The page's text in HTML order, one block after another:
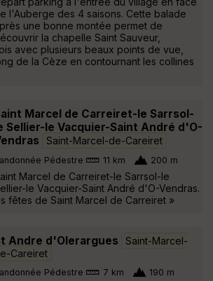
l'Auberge des 4 saisons. Cette balade
une bonne montée permet de
la chapelle Saint Sauveur,
avec plusieurs beaux points de vue,
de la Cèze en contournant les collines
Marcel de Carreiret-le Sarrsol-
Sellier-le Vacquier-Saint André d'O-
Saint-Marcel-de-Careiret
Pédestre 11 km 200 m
Marcel de Carreiret-le Sarrsol-le
le Vacquier-Saint André d'O-Vendras.
fêtes de Saint Marcel de Carreiret »
Andre d'Olerargues
Saint-Marcel-
Careiret
Pédestre 7 km 190 m